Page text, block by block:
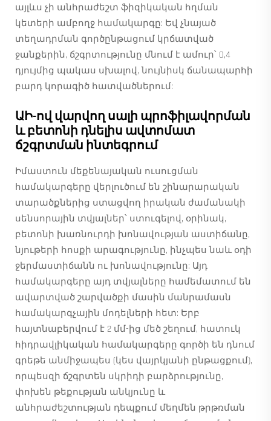
այլևս չի անհրաժեշտ ֆիզիկական հղման
կետերի ամբողջ համակարգը: Եվ չնայած
տեղադրման գործընթացում կրճատված
ջանքերին, ճշգրտությունը մնում է ամուր՝ 0,4
դյույմից պակաս սխալով, նույնիսկ ճանապարհի
բարդ կորագիծ հատվածներում:
ԱԻ-ով վարվող սալի պրոֆիլավորման
և բետոնի դնելիս ավտոմատ
ճշգրտման ինտեգրում
Իմաստուն մեքենայական ուսուցման
համակարգերը վերլուծում են շինարարական
տարածքներից ստացվող իրական ժամանակի
սենսորային տվյալներ՝ ստուգելով, օրինակ,
բետոնի խառնուրդի խոնավության աստիճանը,
նյութերի հոսքի արագությունը, ինչպես նաև օդի
ջերմաստիճանն ու խոնավությունը: Այդ
համակարգերը այդ տվյալները համեմատում են
ավարտված շարվածքի մասին մանրամասն
համակարգչային մոդելների հետ: Երբ
հայտնաբերվում է 2 մմ-ից մեծ շեղում, հատուկ
հիդրավլիկական համակարգերը գործի են դնում
գրեթե անմիջապես (կես վայրկյանի ընթացքում),
որպեսզի ճշգրտեն սկրիդի բարձրությունը,
փոխեն թեքության անկյունը և
անհրաժեշտության դեպքում մեղմեն թրթռման